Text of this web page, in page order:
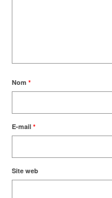
Nom *
E-mail *
Site web